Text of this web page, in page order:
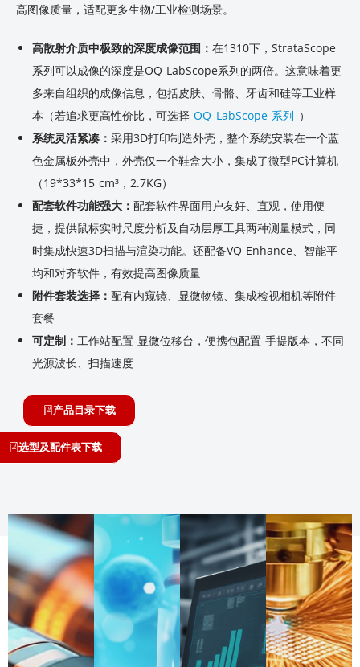
高图像质量，适配更多生物/工业检测场景。
高散射介质中极致的深度成像范围： 在1310下，StrataScope
系列可以成像的深度是OQ LabScope系列的两倍。这意味着更
多来自组织的成像信息，包括皮肤、骨骼、牙齿和硅等工业样
本 （若追求更高性价比 ，可选择OQ LabScope 系列 ）
系统灵活紧凑： 采用3D打印制造外壳，整个系统安装在一个蓝
色金属板外壳中，外壳仅一个鞋盒大小，集成了微型PC计算机
（19*33*15 cm³，2.7KG）
配套软件功能强大： 配套软件界面用户友好、直观，使用便
捷，提供鼠标实时尺度分析及自动层厚工具两种测量模式，同
时集成快速3D扫描与渲染功能。还配备VQ Enhance、智能平
均和对齐软件，有效提高图像质量
附件套装选择： 配有内窥镜、显微物镜、集成检视相机等附件
套餐
可定制： 工作站配置-显微位移台，便携包配置-手提版本，不同
光源波长、扫描速度
产品目录下载
选型及配件表下载